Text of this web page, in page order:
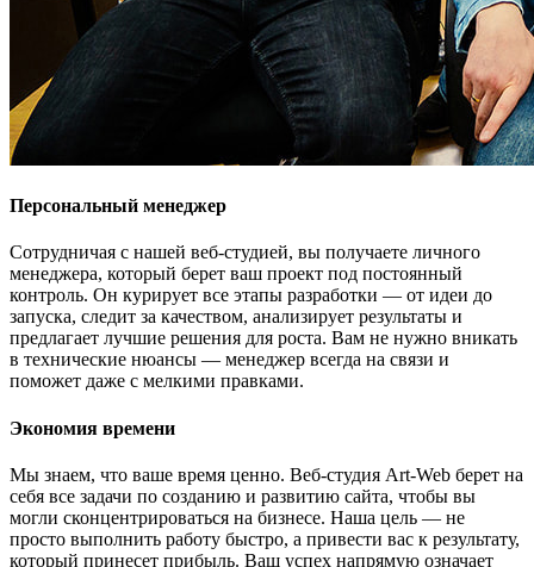
Персональный менеджер
Сотрудничая с нашей веб-студией, вы получаете личного
менеджера, который берет ваш проект под постоянный
контроль. Он курирует все этапы разработки — от идеи до
запуска, следит за качеством, анализирует результаты и
предлагает лучшие решения для роста. Вам не нужно вникать
в технические нюансы — менеджер всегда на связи и
поможет даже с мелкими правками.
Экономия времени
Мы знаем, что ваше время ценно. Веб-студия Art-Web берет на
себя все задачи по созданию и развитию сайта, чтобы вы
могли сконцентрироваться на бизнесе. Наша цель — не
просто выполнить работу быстро, а привести вас к результату,
который принесет прибыль. Ваш успех напрямую означает